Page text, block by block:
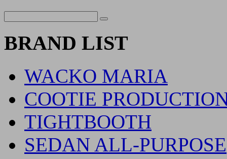
BRAND LIST
WACKO MARIA
COOTIE
TIGHTBOOTH
SEDAN ALL-PURPOSE